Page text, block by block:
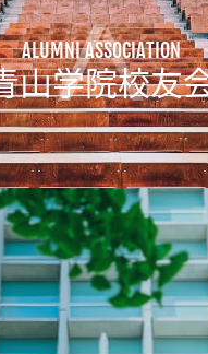
ALUMNI ASSOCIATION
山学院校友